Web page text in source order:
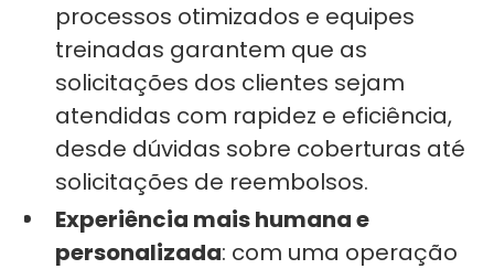
processos otimizados e equipes
treinadas garantem que as
solicitações dos clientes sejam
atendidas com rapidez e eficiência,
desde dúvidas sobre coberturas até
solicitações de reembolsos.
Experiência mais humana e
personalizada: com uma operação